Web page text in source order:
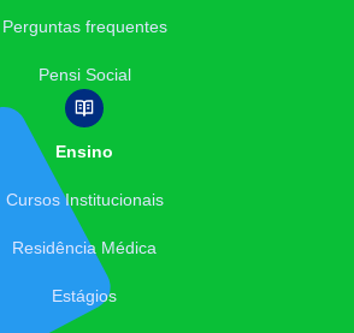
Perguntas frequentes
Pensi Social
Ensino
Cursos Institucionais
Residência Médica
Estágios